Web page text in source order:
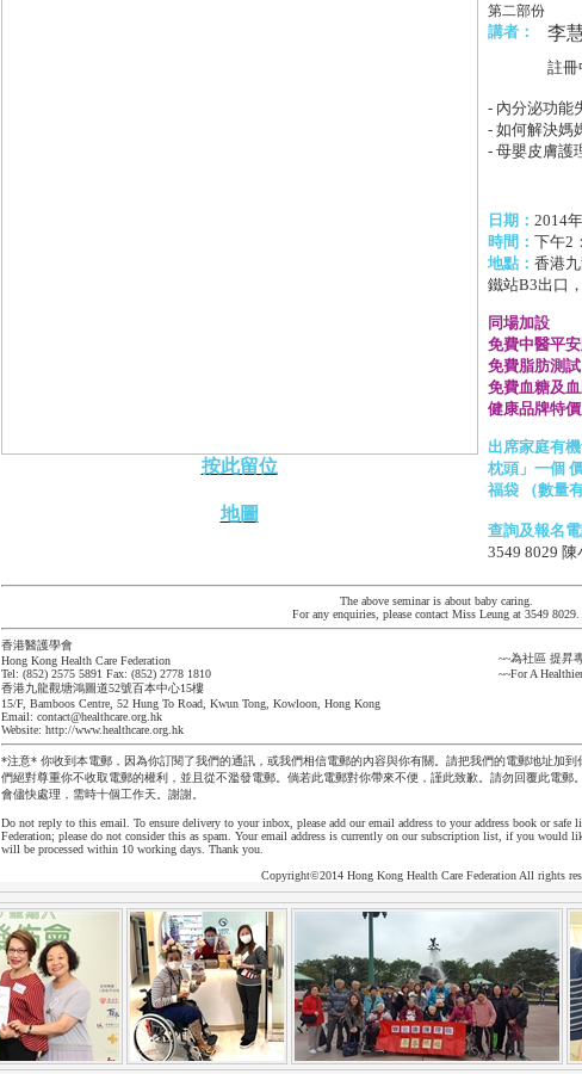
按此留位
地圖
第二部份
講者： 李
註冊
- 內分泌功能
- 如何解決媽
- 母嬰皮膚護
日期： 2014
時間： 下午2
地點： 香港
鐵站B3出口
同場加設
免費中醫平
免費脂肪測試
免費血糖及
健康品牌特
出席家庭有
枕頭」一個
福袋 （數量
查詢及報名電
3549 8029 陳
The above seminar is about baby caring.
For any enquiries, please contact Miss Leung at 3549 8029.
香港醫護學會
Hong Kong Health Care Federation
Tel: (852) 2575 5891 Fax: (852) 2778 1810
香港九龍觀塘鴻圖道52號百本中心15樓
15/F, Bamboos Centre, 52 Hung To Road, Kwun Tong, Kowloon, Hong Kong
Email: contact@healthcare.org.hk
Website: http://www.healthcare.org.hk
~~為社區 提昇
~~For A
*注意* 你收到本電郵，因為你訂閱了我們的通訊，或我們相信電郵的內容與你有關。請把我們的電郵地址加
們絕對尊重你不收取電郵的權利，並且從不濫發電郵。倘若此電郵對你帶來不便，謹此致歉。請勿回覆此電郵
會儘快處理，需時十個工作天。謝謝。
Do not reply to this email. To ensure delivery to your inbox, please add our email address to your address book or
Federation; please do not consider this as spam. Your email address is currently on our subscription list, if you would
will be processed within 10 working days. Thank you.
Copyright©2014 Hong Kong Health Care Federation All rights